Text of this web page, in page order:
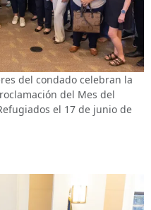
del condado celebran la
del Mes del
el 17 de junio de